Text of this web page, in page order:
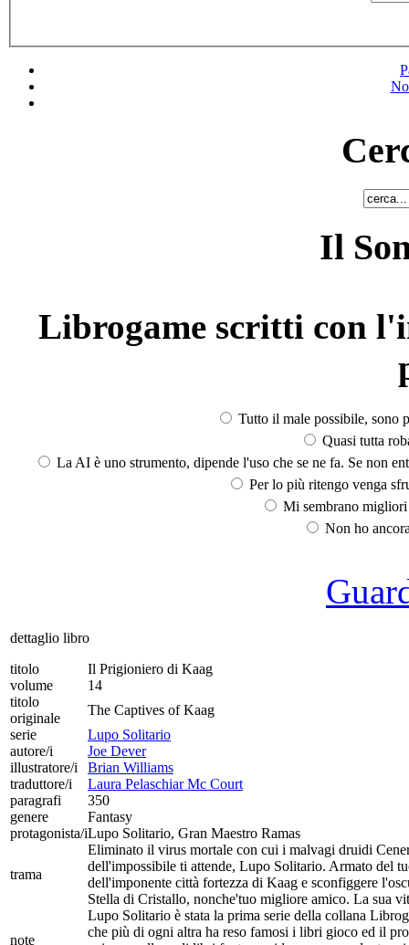
Il
Librogame scritti con
Tutto il male possibile, sono
Quasi tutta
La AI è uno strumento, dipende l'uso che se ne fa. Se non
Per lo più ritengo venga
Mi sembrano
Non ho
dettaglio libro
titolo
Il Prigioniero di Kaag
volume
14
titolo
originale
The Captives of Kaag
serie
Lupo Solitario
autore/i
Joe Dever
illustratore/i
Brian Williams
traduttore/i
Laura Pelaschiar Mc Court
paragrafi
350
genere
Fantasy
protagonista/iLupo Solitario, Gran Maestro Ramas
trama
Eliminato il virus mortale con cui i malvagi druidi
dell'impossibile ti attende, Lupo Solitario. Armato del
dell'imponente città fortezza di Kaag e sconfiggere
Stella di Cristallo, nonche'tuo migliore amico. La sua
note
Lupo Solitario è stata la prima serie della collana
che più di ogni altra ha reso famosi i libri gioco ed il